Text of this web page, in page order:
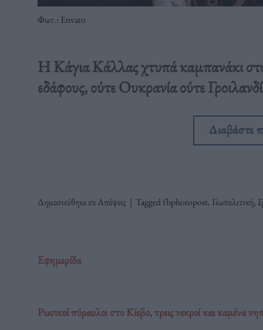
Φωτ.: Envato
Η Κάγια Κάλλας χτυπά καμπανάκι
εδάφους, ούτε Ουκρανία ούτε
Διαβάστε
Δημοσιεύθηκε σεΑπόψεις | Taggedfbphotopost, Γεωπολιτική,
Εφημερίδα
Ρωσικοί πύραυλοι στο Κίεβο, τρεις νεκροί και καμένα